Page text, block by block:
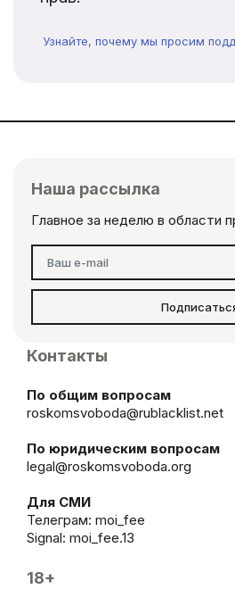
Узнайте, почему мы просим
Наша рассылка
Главное за неделю в области
Контакты
По общим вопросам
roskomsvoboda@rublacklist.net
По юридическим вопросам
legal@roskomsvoboda.org
Для СМИ
Телеграм: moi_fee
Signal: moi_fee.13
18+